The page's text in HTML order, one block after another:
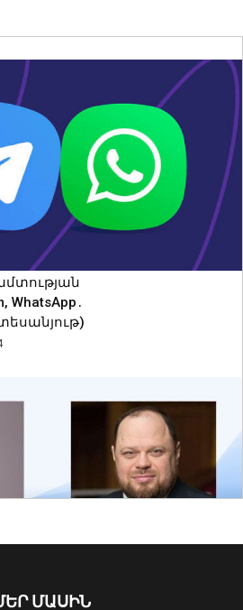
մասնակցել եմ
են
հեռանկարները
WhatsApp․
ՄԱՍԻՆ